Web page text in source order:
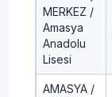
MERKEZ /
Amasya
Anadolu
Lisesi
AMASYA /